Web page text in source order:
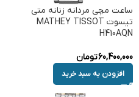
ساعت مچی مردانه زنانه متی
تیسوت MATHEY TISSOT
H410AQN
60,400,000تومان
افزودن به سبد خرید